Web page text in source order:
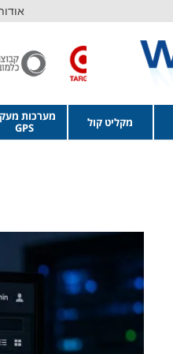
מקליט קול
מערכות
GPS